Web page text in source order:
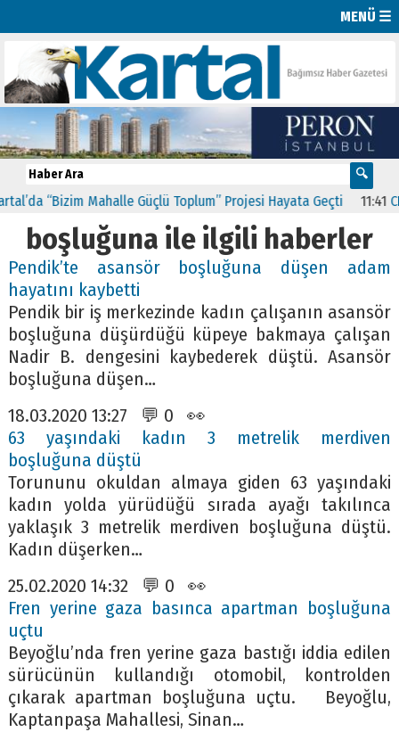
MENÜ ☰
“Bizim Mahalle Güçlü Toplum” Projesi Hayata Geçti 11:41 CHP
boşluğuna ile ilgili haberler
Pendik’te asansör boşluğuna düşen adam
hayatını kaybetti
Pendik bir iş merkezinde kadın çalışanın asansör
boşluğuna düşürdüğü küpeye bakmaya çalışan
Nadir B. dengesini kaybederek düştü. Asansör
boşluğuna düşen…
18.03.2020 13:27 💬 0 👀
63 yaşındaki kadın 3 metrelik merdiven
boşluğuna düştü
Torununu okuldan almaya giden 63 yaşındaki
kadın yolda yürüdüğü sırada ayağı takılınca
yaklaşık 3 metrelik merdiven boşluğuna düştü.
Kadın düşerken…
25.02.2020 14:32 💬 0 👀
Fren yerine gaza basınca apartman boşluğuna
uçtu
Beyoğlu’nda fren yerine gaza bastığı iddia edilen
sürücünün kullandığı otomobil, kontrolden
çıkarak apartman boşluğuna uçtu. Beyoğlu,
Kaptanpaşa Mahallesi, Sinan…